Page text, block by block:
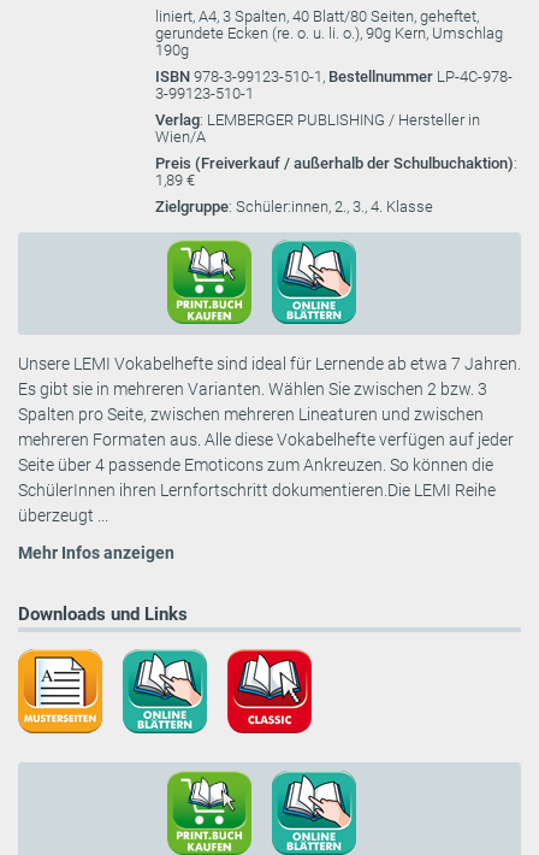
liniert, A4, 3 Spalten, 40 Blatt/80 Seiten, geheftet,
gerundete Ecken (re. o. u. li. o.), 90g Kern, Umschlag
190g
ISBN 978-3-99123-510-1, Bestellnummer LP-4C-978-
3-99123-510-1
Verlag: LEMBERGER PUBLISHING / Hersteller in
Wien/A
Preis (Freiverkauf / außerhalb der Schulbuchaktion):
1,89 €
Zielgruppe: Schüler:innen, 2., 3., 4. Klasse
Unsere LEMI Vokabelhefte sind ideal für Lernende ab etwa 7 Jahren.
Es gibt sie in mehreren Varianten. Wählen Sie zwischen 2 bzw. 3
Spalten pro Seite, zwischen mehreren Lineaturen und zwischen
mehreren Formaten aus. Alle diese Vokabelhefte verfügen auf jeder
Seite über 4 passende Emoticons zum Ankreuzen. So können die
SchülerInnen ihren Lernfortschritt dokumentieren.Die LEMI Reihe
überzeugt ...
Mehr Infos anzeigen
Downloads und Links